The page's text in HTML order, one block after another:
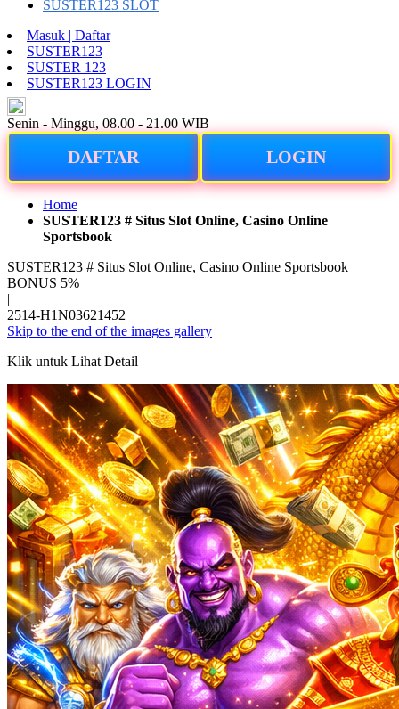
SUSTER123 SLOT
Masuk | Daftar
SUSTER123
SUSTER 123
SUSTER123 LOGIN
Senin - Minggu, 08.00 - 21.00 WIB
DAFTAR LOGIN
Home
SUSTER123 # Situs Slot Online, Casino Online
Sportsbook
SUSTER123 # Situs Slot Online, Casino Online Sportsbook
BONUS 5%
|
2514-H1N03621452
Skip to the end of the images gallery
Klik untuk Lihat Detail